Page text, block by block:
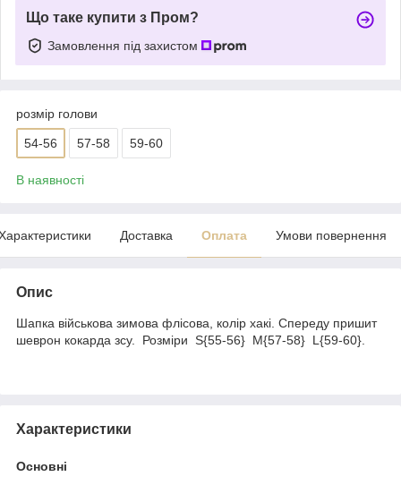
Що таке купити з Пром?
Замовлення під захистом
розмір голови
54-56 57-58 59-60
В наявності
Доставка Оплата Умови повернення
Опис
Шапка військова зимова флісова, колір хакі. Спереду пришит
шеврон кокарда зсу. Розміри S{55-56} M{57-58} L{59-60}.
Характеристики
Основні